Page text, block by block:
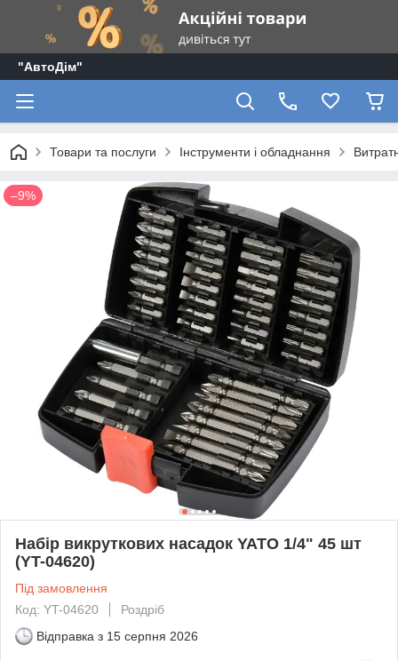
"АвтоДім"
Товари та послуги Інструменти і обладнання
–9%
Набір викруткових насадок YATO 1/4" 45 шт
(YT-04620)
Під замовлення
Код: YT-04620
Роздріб
Відправка з 15 серпня 2026